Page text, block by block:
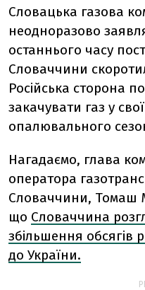
Словацька газова
неодноразово
останнього часу
Словаччини
Російська сторона
закачувати газ у
опалювального
Нагадаємо, глава
оператора
Словаччини, Томаш
що Словаччина
збільшення обсягів
до України.